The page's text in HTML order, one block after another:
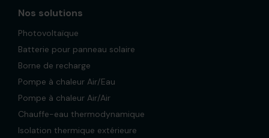
Nos solutions
Photovoltaïque
Batterie pour panneau solaire
Borne de recharge
Pompe à chaleur Air/Eau
Pompe à chaleur Air/Air
Chauffe-eau thermodynamique
Isolation thermique extérieure